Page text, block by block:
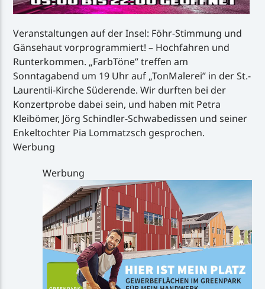
Veranstaltungen auf der Insel: Föhr-Stimmung und
Gänsehaut vorprogrammiert! – Hochfahren und
Runterkommen. „FarbTöne” treffen am
Sonntagabend um 19 Uhr auf „TonMalerei” in der St.-
Laurentii-Kirche Süderende. Wir durften bei der
Konzertprobe dabei sein, und haben mit Petra
Kleibömer, Jörg Schindler-Schwabedissen und seiner
Enkeltochter Pia Lommatzsch gesprochen.
Werbung
Werbung